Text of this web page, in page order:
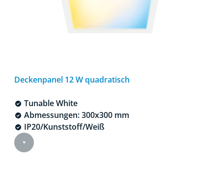
Deckenpanel 12 W quadratisch
Tunable White
Abmessungen: 300x300 mm
IP20/Kunststoff/Weiß